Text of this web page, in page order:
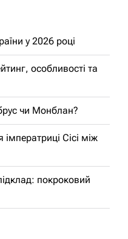
у 2026 році
особливості та
чи Монблан?
Сісі між
покроковий